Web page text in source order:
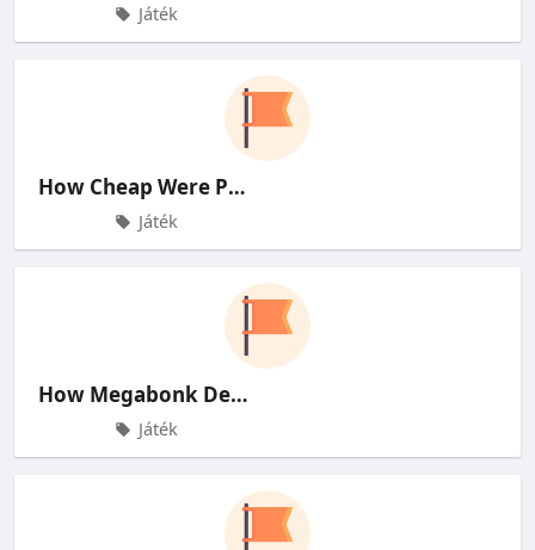
Játék
How Cheap Were Pontiac Firebirds
Játék
How Megabonk Derailed My 2026 Ga
Játék